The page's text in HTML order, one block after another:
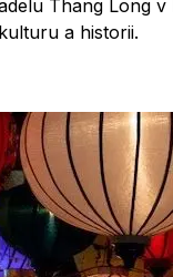
Thang Long
a historii.